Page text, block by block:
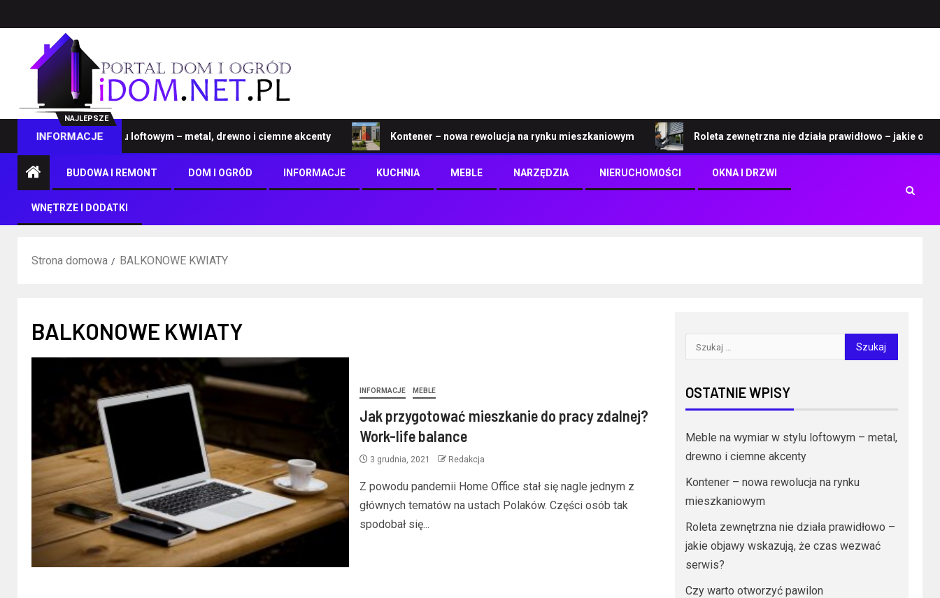
NAJLEPSZE
INFORMACJE
na wymiar w stylu loftowym – metal, drewno i ciemne akcenty Kontener – nowa rewolucja na rynku mieszkaniowym Roleta zewnętrzna nie działa prawidłowo – jakie objawy
BUDOWA I REMONT DOM I OGRÓD INFORMACJE KUCHNIA MEBLE NARZĘDZIA NIERUCHOMOŚCI OKNA I DRZWI
WNĘTRZE I DODATKI
Strona domowa BALKONOWE KWIATY
BALKONOWE KWIATY
INFORMACJE MEBLE
Jak przygotować mieszkanie do pracy zdalnej?
Work-life balance
3 grudnia, 2021 Redakcja
Z powodu pandemii Home Office stał się nagle jednym z
głównych tematów na ustach Polaków. Części osób tak
spodobał się...
OSTATNIE WPISY
Meble na wymiar w stylu loftowym – metal,
drewno i ciemne akcenty
Kontener – nowa rewolucja na rynku
mieszkaniowym
Roleta zewnętrzna nie działa prawidłowo –
jakie objawy wskazują, że czas wezwać
serwis?
Czy warto otworzyć pawilon